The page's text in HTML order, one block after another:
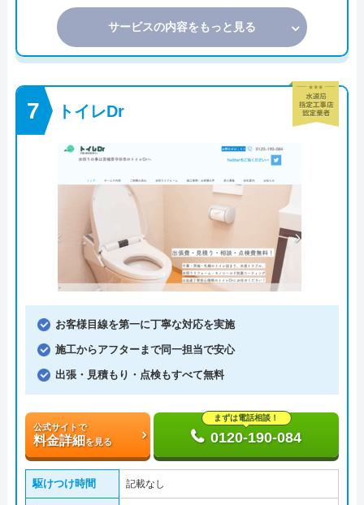
サービスの内容をもっと見る
トイレDr
お客様目線を第一に丁寧な対応を実施
施工からアフターまで同一担当で安心
出張・見積もり・点検もすべて無料
公式サイトで
料金詳細を見る
まずは電話相談！
0120-190-084
駆けつけ時間 記載なし